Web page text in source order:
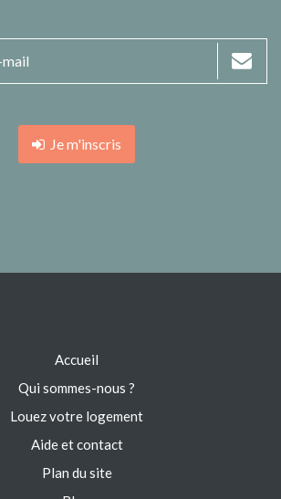
Je m'inscris
Accueil
Qui sommes-nous ?
Louez votre logement
Aide et contact
Plan du site